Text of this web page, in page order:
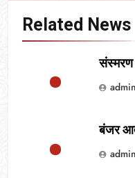
Related News
संस्मरण
admin
बंजर
admin